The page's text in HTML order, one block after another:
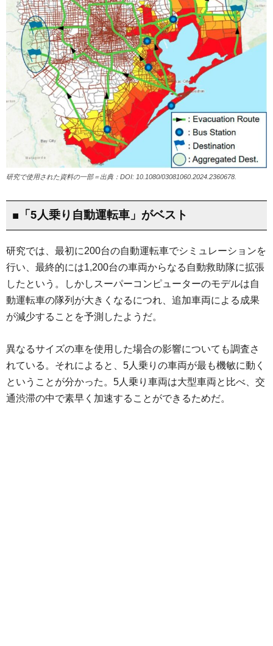
研究で使用された資料の一部＝出典：DOI: 10.1080/03081060.2024.2360678.
■「5人乗り自動運転車」がベスト
研究では、最初に200台の自動運転車でシミュレーションを
行い、最終的には1,200台の車両からなる自動救助隊に拡張
したという。しかしスーパーコンピューターのモデルは自
動運転車の隊列が大きくなるにつれ、追加車両による成果
が減少することを予測したようだ。
異なるサイズの車を使用した場合の影響についても調査さ
れている。それによると、5人乗りの車両が最も機敏に動く
ということが分かった。5人乗り車両は大型車両と比べ、交
通渋滞の中で素早く加速することができるためだ。